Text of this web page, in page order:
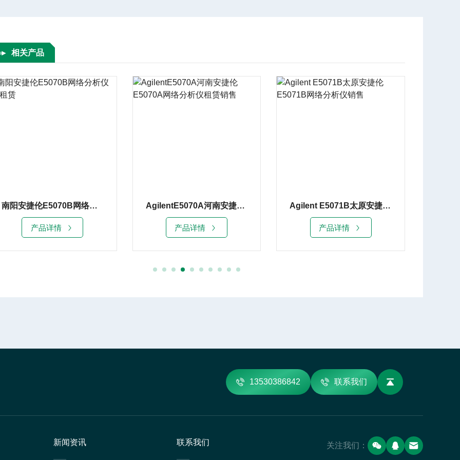
相关产品
南阳安捷伦E5070B网络分析仪3G租赁
产品详情
AgilentE5070A河南安捷伦E5070A网络分析仪租赁销售
产品详情
Agilent E5071B太原安捷伦E5071B网络分析仪销售
产品详情
13530386842 联系我们
新闻资讯 联系我们 关注我们：